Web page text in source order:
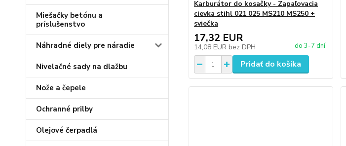
Miešačky betónu a
príslušenstvo
Náhradné diely pre náradie
Nivelačné sady na dlažbu
Nože a čepele
Ochranné prilby
Olejové čerpadlá
Karburátor do kosačky - Zapaľovacia
cievka stihl 021 025 MS210 MS250 +
sviečka
17,32 EUR
14,08 EUR bez DPH do 3-7 dní
Pridať do košíka